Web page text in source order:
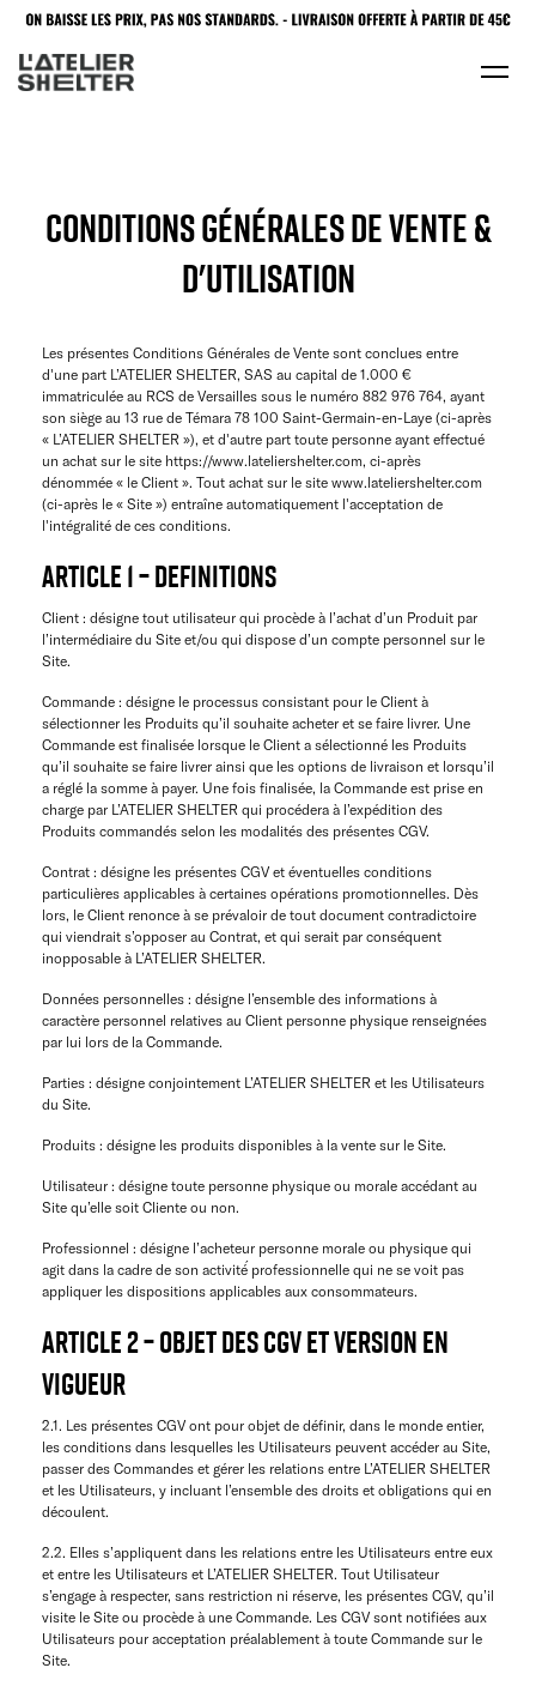
CONDITIONS GÉNÉRALES DE VENTE &
D'UTILISATION
Les présentes Conditions Générales de Vente sont conclues entre
d'une part L’ATELIER SHELTER, SAS au capital de 1.000 €
immatriculée au RCS de Versailles sous le numéro 882 976 764, ayant
son siège au 13 rue de Témara 78 100 Saint-Germain-en-Laye (ci-après
« L’ATELIER SHELTER »), et d'autre part toute personne ayant effectué
un achat sur le site https://www.lateliershelter.com, ci-après
dénommée « le Client ». Tout achat sur le site www.lateliershelter.com
(ci-après le « Site ») entraîne automatiquement l'acceptation de
l'intégralité de ces conditions.
ARTICLE 1 – DEFINITIONS
Client : désigne tout utilisateur qui procède à l’achat d’un Produit par
l’intermédiaire du Site et/ou qui dispose d’un compte personnel sur le
Site.
Commande : désigne le processus consistant pour le Client à
sélectionner les Produits qu’il souhaite acheter et se faire livrer. Une
Commande est finalisée lorsque le Client a sélectionné les Produits
qu’il souhaite se faire livrer ainsi que les options de livraison et lorsqu’il
a réglé la somme à payer. Une fois finalisée, la Commande est prise en
charge par L’ATELIER SHELTER qui procédera à l’expédition des
Produits commandés selon les modalités des présentes CGV.
Contrat : désigne les présentes CGV et éventuelles conditions
particulières applicables à certaines opérations promotionnelles. Dès
lors, le Client renonce à se prévaloir de tout document contradictoire
qui viendrait s’opposer au Contrat, et qui serait par conséquent
inopposable à L’ATELIER SHELTER.
Données personnelles : désigne l’ensemble des informations à
caractère personnel relatives au Client personne physique renseignées
par lui lors de la Commande.
Parties : désigne conjointement L’ATELIER SHELTER et les Utilisateurs
du Site.
Produits : désigne les produits disponibles à la vente sur le Site.
Utilisateur : désigne toute personne physique ou morale accédant au
Site qu’elle soit Cliente ou non.
Professionnel​ : désigne l’acheteur personne morale ou physique qui
agit dans la cadre de son activité́ professionnelle qui ne se voit pas
appliquer les dispositions applicables aux consommateurs.
ARTICLE 2 – OBJET DES CGV ET VERSION EN
VIGUEUR
2.1. Les présentes CGV ont pour objet de définir, dans le monde entier,
les conditions dans lesquelles les Utilisateurs peuvent accéder au Site,
passer des Commandes et gérer les relations entre L’ATELIER SHELTER
et les Utilisateurs, y incluant l’ensemble des droits et obligations qui en
découlent.
2.2. Elles s’appliquent dans les relations entre les Utilisateurs entre eux
et entre les Utilisateurs et L’ATELIER SHELTER. Tout Utilisateur
s’engage à respecter, sans restriction ni réserve, les présentes CGV, qu’il
visite le Site ou procède à une Commande. Les CGV sont notifiées aux
Utilisateurs pour acceptation préalablement à toute Commande sur le
Site.